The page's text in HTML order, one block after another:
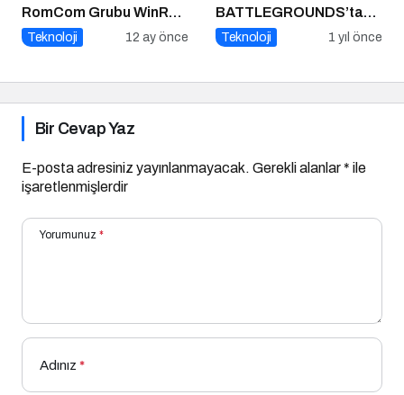
RomCom Grubu WinRAR
Açığını Hedef Aldı
Teknoloji 12 ay önce
BATTLEGROUNDS’tan
1 Nisan Şakası
Teknoloji 1 yıl önce
Bir Cevap Yaz
E-posta adresiniz yayınlanmayacak. Gerekli alanlar* ile
işaretlenmişlerdir
Yorumunuz *
Adınız *